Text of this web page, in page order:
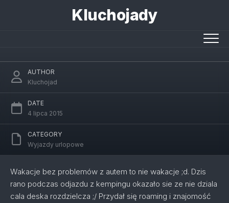
Kluchojady
AUTHOR
Kluchojad
DATE
4 lipca 2015
CATEGORY
Wyjazdy urlopowe
Wakacje bez problemów z autem to nie wakacje ;d. Dzis
rano podczas odjazdu z kempingu okazało sie ze nie dziala
cala deska rozdzielcza ;/ Przydał się roaming i znajomość